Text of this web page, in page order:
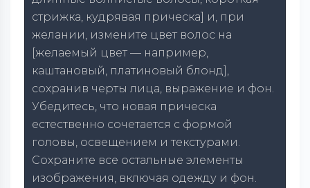
стрижка, кудрявая прическа] и, при
желании, измените цвет волос на
[желаемый цвет — например,
каштановый, платиновый блонд],
сохранив черты лица, выражение и фон.
Убедитесь, что новая прическа
естественно сочетается с формой
головы, освещением и текстурами.
Сохраните все остальные элементы
изображения, включая одежду и фон.